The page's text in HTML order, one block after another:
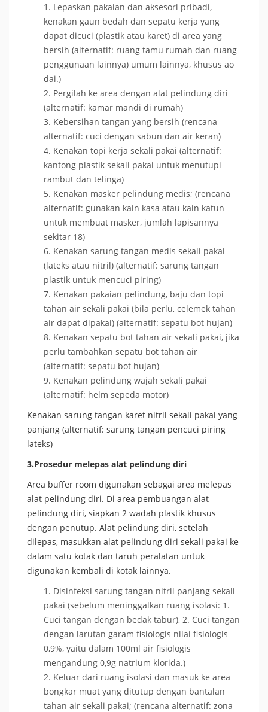
Lepaskan pakaian dan aksesori pribadi,
kenakan gaun bedah dan sepatu kerja yang
dapat dicuci (plastik atau karet) di area yang
bersih (alternatif: ruang tamu rumah dan ruang
penggunaan lainnya) umum lainnya, khusus ao
dai.)
Pergilah ke area dengan alat pelindung diri
(alternatif: kamar mandi di rumah)
Kebersihan tangan yang bersih (rencana
alternatif: cuci dengan sabun dan air keran)
Kenakan topi kerja sekali pakai (alternatif:
kantong plastik sekali pakai untuk menutupi
rambut dan telinga)
Kenakan masker pelindung medis; (rencana
alternatif: gunakan kain kasa atau kain katun
untuk membuat masker, jumlah lapisannya
sekitar 18)
Kenakan sarung tangan medis sekali pakai
(lateks atau nitril) (alternatif: sarung tangan
plastik untuk mencuci piring)
Kenakan pakaian pelindung, baju dan topi
tahan air sekali pakai (bila perlu, celemek tahan
air dapat dipakai) (alternatif: sepatu bot hujan)
Kenakan sepatu bot tahan air sekali pakai, jika
perlu tambahkan sepatu bot tahan air
(alternatif: sepatu bot hujan)
Kenakan pelindung wajah sekali pakai
(alternatif: helm sepeda motor)
Kenakan sarung tangan karet nitril sekali pakai yang
panjang (alternatif: sarung tangan pencuci piring
lateks)
3.Prosedur melepas alat pelindung diri
Area buffer room digunakan sebagai area melepas
alat pelindung diri. Di area pembuangan alat
pelindung diri, siapkan 2 wadah plastik khusus
dengan penutup. Alat pelindung diri, setelah
dilepas, masukkan alat pelindung diri sekali pakai ke
dalam satu kotak dan taruh peralatan untuk
digunakan kembali di kotak lainnya.
Disinfeksi sarung tangan nitril panjang sekali
pakai (sebelum meninggalkan ruang isolasi: 1.
Cuci tangan dengan bedak tabur), 2. Cuci tangan
dengan larutan garam fisiologis nilai fisiologis
0,9%, yaitu dalam 100ml air fisiologis
mengandung 0,9g natrium klorida.)
Keluar dari ruang isolasi dan masuk ke area
bongkar muat yang ditutup dengan bantalan
tahan air sekali pakai; (rencana alternatif: zona